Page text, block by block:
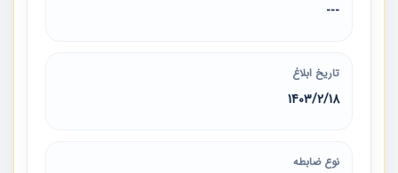
---
تاریخ ابلاغ
1403/2/18
نوع ضابطه